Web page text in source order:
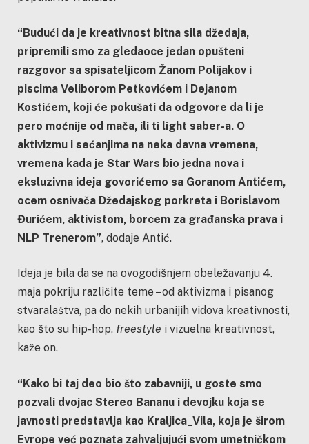
“Budući da je kreativnost bitna sila džedaja,
pripremili smo za gledaoce jedan opušteni
razgovor sa spisateljicom Žanom Polijakov i
piscima Veliborom Petkovićem i Dejanom
Kostićem, koji će pokušati da odgovore da li je
pero moćnije od mača, ili ti light saber-a. O
aktivizmu i sećanjima na neka davna vremena,
vremena kada je Star Wars bio jedna nova i
eksluzivna ideja govorićemo sa Goranom Antićem,
ocem osnivača Džedajskog porkreta i Borislavom
Đurićem, aktivistom, borcem za građanska prava i
NLP Trenerom”, dodaje Antić.
Ideja je bila da se na ovogodišnjem obeležavanju 4.
maja pokriju različite teme – od aktivizma i pisanog
stvaralaštva, pa do nekih urbanijih vidova kreativnosti,
kao što su hip-hop, freestyle i vizuelna kreativnost,
kaže on.
“Kako bi taj deo bio što zabavniji, u goste smo
pozvali dvojac Stereo Bananu i devojku koja se
javnosti predstavlja kao Kraljica_Vila, koja je širom
Evrope već poznata zahvaljujući svom umetničkom